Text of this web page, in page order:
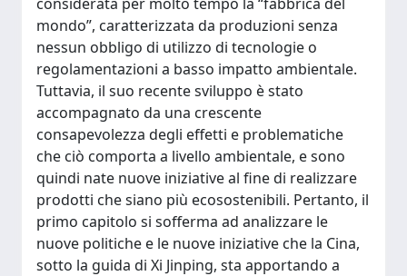
mondo”, caratterizzata da produzioni senza
nessun obbligo di utilizzo di tecnologie o
regolamentazioni a basso impatto ambientale.
Tuttavia, il suo recente sviluppo è stato
accompagnato da una crescente
consapevolezza degli effetti e problematiche
che ciò comporta a livello ambientale, e sono
quindi nate nuove iniziative al fine di realizzare
prodotti che siano più ecosostenibili. Pertanto, il
primo capitolo si sofferma ad analizzare le
nuove politiche e le nuove iniziative che la Cina,
sotto la guida di Xi Jinping, sta apportando a